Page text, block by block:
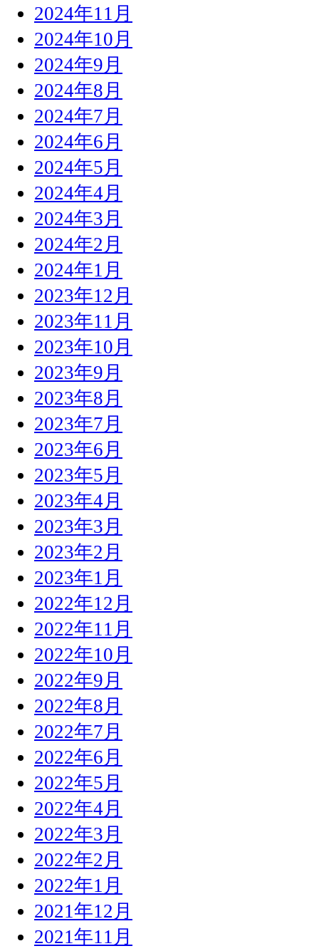
2024年11月
2024年10月
2024年9月
2024年8月
2024年7月
2024年6月
2024年5月
2024年4月
2024年3月
2024年2月
2024年1月
2023年12月
2023年11月
2023年10月
2023年9月
2023年8月
2023年7月
2023年6月
2023年5月
2023年4月
2023年3月
2023年2月
2023年1月
2022年12月
2022年11月
2022年10月
2022年9月
2022年8月
2022年7月
2022年6月
2022年5月
2022年4月
2022年3月
2022年2月
2022年1月
2021年12月
2021年11月